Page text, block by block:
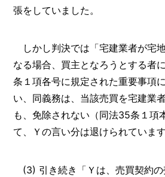
張をしていました。
しかし判決では「宅建業者が宅
なる場合、買主となろうとする者
条１項各号に規定された重要事項
い、同義務は、当該売買を宅建業
も、免除されない（同法35条１項
て、Ｙの言い分は退けられています
(3) 引き続き「Ｙは、売買契約の